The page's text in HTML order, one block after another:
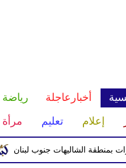
أخبارعاجلة رياضة
إعلام تعليم مرأة
الشاليهات جنوب لبنان